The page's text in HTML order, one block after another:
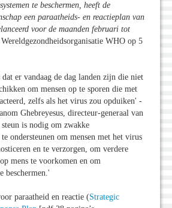
te beschermen, heeft de
een paraatheids- en reactieplan van
voor de maanden februari tot
WHO op 5
er vandaag de dag landen zijn die niet
om mensen op te sporen die met
zelfs als het virus zou opduiken' -
Ghebreyesus, directeur-generaal van
is nodig om zwakke
te ondersteunen om mensen met het virus
en te verzorgen, om verdere
mens te voorkomen en om
beschermen.'
paraatheid en reactie (Strategic